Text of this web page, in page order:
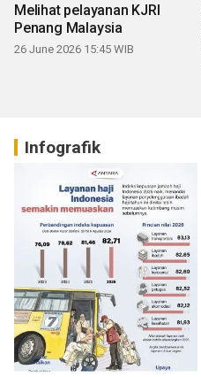
Melihat pelayanan KJRI
Penang Malaysia
26 June 2026 15:45 WIB
Infografik